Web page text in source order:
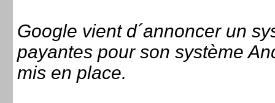
Google vient d´annoncer un
payantes pour son système
mis en place.